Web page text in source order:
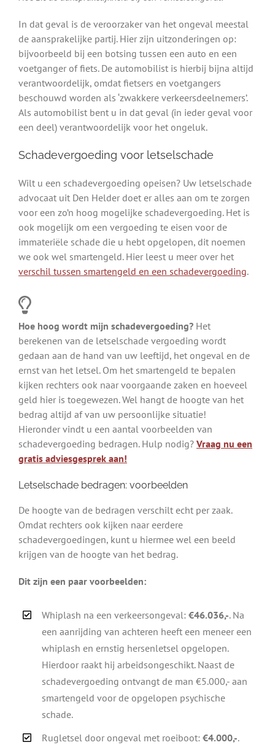
In dat geval is de veroorzaker van het ongeval meestal
de aansprakelijke partij. Hier zijn uitzonderingen op:
bijvoorbeeld bij een botsing tussen een auto en een
voetganger of fiets. De automobilist is hierbij bijna altijd
verantwoordelijk, omdat fietsers en voetgangers
beschouwd worden als ‘zwakkere verkeersdeelnemers’.
Als automobilist bent u in dat geval (in ieder geval voor
een deel) verantwoordelijk voor het ongeluk.
Schadevergoeding voor letselschade
Wilt u een schadevergoeding opeisen? Uw letselschade
advocaat uit Den Helder doet er alles aan om te zorgen
voor een zo’n hoog mogelijke schadevergoeding. Het is
ook mogelijk om een vergoeding te eisen voor de
immateriële schade die u hebt opgelopen, dit noemen
we ook wel smartengeld. Hier leest u meer over het
verschil tussen smartengeld en een schadevergoeding.
Hoe hoog wordt mijn schadevergoeding? Het
berekenen van de letselschade vergoeding wordt
gedaan aan de hand van uw leeftijd, het ongeval en de
ernst van het letsel. Om het smartengeld te bepalen
kijken rechters ook naar voorgaande zaken en hoeveel
geld hier is toegewezen. Wel hangt de hoogte van het
bedrag altijd af van uw persoonlijke situatie!
Hieronder vindt u een aantal voorbeelden van
schadevergoeding bedragen. Hulp nodig? Vraag nu een
gratis adviesgesprek aan!
Letselschade bedragen: voorbeelden
De hoogte van de bedragen verschilt echt per zaak.
Omdat rechters ook kijken naar eerdere
schadevergoedingen, kunt u hiermee wel een beeld
krijgen van de hoogte van het bedrag.
Dit zijn een paar voorbeelden:
Whiplash na een verkeersongeval:€46.036,-. Na
een aanrijding van achteren heeft een meneer een
whiplash en ernstig hersenletsel opgelopen.
Hierdoor raakt hij arbeidsongeschikt. Naast de
schadevergoeding ontvangt de man €5.000,- aan
smartengeld voor de opgelopen psychische
schade.
Rugletsel door ongeval met roeiboot:€4.000,-.